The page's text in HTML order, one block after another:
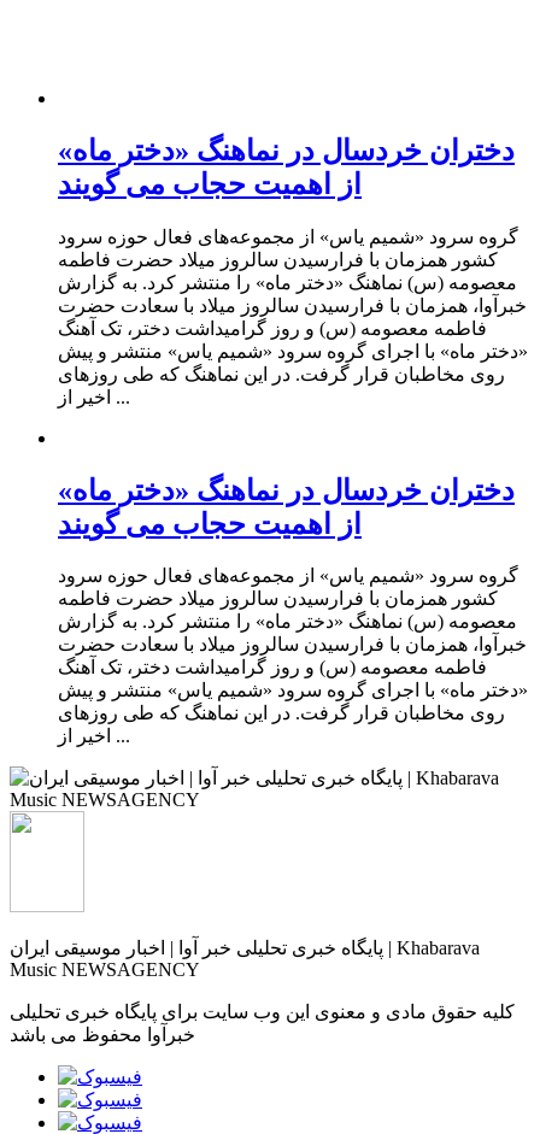
دختران خردسال در نماهنگ «دختر ماه»
از اهمیت حجاب می گویند
گروه سرود «شمیم یاس» از مجموعه‌های فعال حوزه سرود
کشور همزمان با فرارسیدن سالروز میلاد حضرت فاطمه
معصومه (س) نماهنگ «دختر ماه» را منتشر کرد. به گزارش
خبرآوا، همزمان با فرارسیدن سالروز میلاد با سعادت حضرت
فاطمه معصومه (س) و روز گرامیداشت دختر، تک آهنگ
«دختر ماه» با اجرای گروه سرود «شمیم یاس» منتشر و پیش
روی مخاطبان قرار گرفت. در این نماهنگ که طی روزهای
اخیر از ...
دختران خردسال در نماهنگ «دختر ماه»
از اهمیت حجاب می گویند
گروه سرود «شمیم یاس» از مجموعه‌های فعال حوزه سرود
کشور همزمان با فرارسیدن سالروز میلاد حضرت فاطمه
معصومه (س) نماهنگ «دختر ماه» را منتشر کرد. به گزارش
خبرآوا، همزمان با فرارسیدن سالروز میلاد با سعادت حضرت
فاطمه معصومه (س) و روز گرامیداشت دختر، تک آهنگ
«دختر ماه» با اجرای گروه سرود «شمیم یاس» منتشر و پیش
روی مخاطبان قرار گرفت. در این نماهنگ که طی روزهای
اخیر از ...
پایگاه خبری تحلیلی خبر آوا | اخبار موسیقی ایران | Khabarava
Music NEWSAGENCY
کلیه حقوق مادی و معنوی این وب سایت برای پایگاه خبری تحلیلی
خبرآوا محفوظ می باشد